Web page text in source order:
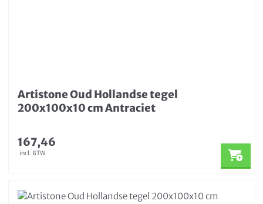
Artistone Oud Hollandse tegel
200x100x10 cm Antraciet
167,46
incl. BTW